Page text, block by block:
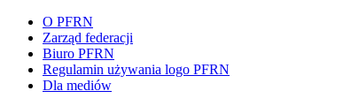
O PFRN
Zarząd federacji
Biuro PFRN
Regulamin używania logo PFRN
Dla mediów